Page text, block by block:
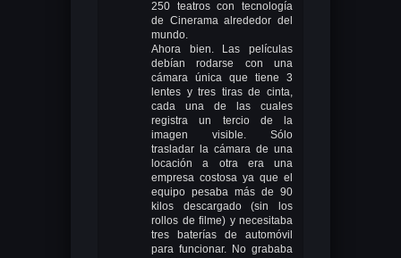
250 teatros con tecnología
de Cinerama alrededor del
mundo.
Ahora bien. Las películas
debían rodarse con una
cámara única que tiene 3
lentes y tres tiras de cinta,
cada una de las cuales
registra un tercio de la
imagen visible. Sólo
trasladar la cámara de una
locación a otra era una
empresa costosa ya que el
equipo pesaba más de 90
kilos descargado (sin los
rollos de filme) y necesitaba
tres baterías de automóvil
para funcionar. No grababa